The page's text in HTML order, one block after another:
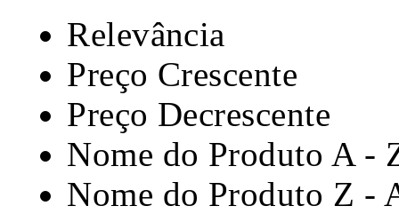
Relevância
Preço Crescente
Preço Decrescente
Nome do Produto A -
Nome do Produto Z -